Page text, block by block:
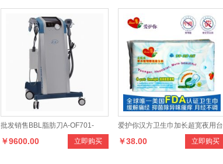
批发销售BBL脂肪刀A-OF701-
OFB160416013美容仪器设备
立即购买
￥9600.00
爱护你汉方卫生巾加长超宽夜用台
湾原装痛经抑菌★无荧光剂无甲醛
立即购买
￥38.00